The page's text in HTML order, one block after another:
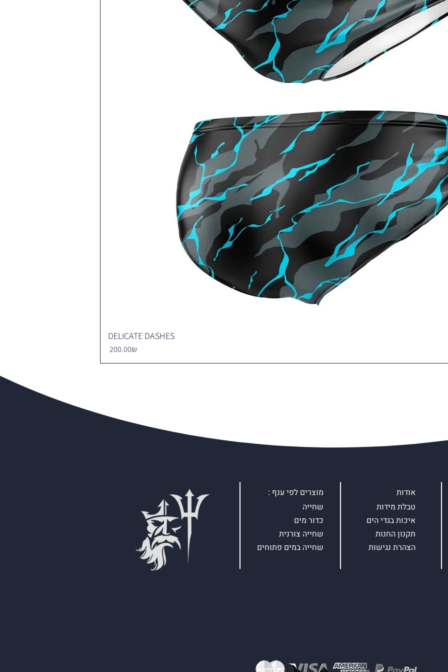
DELICATE DASHES
Price ‏200.00 ‏₪
אודות
טבלת מידות
איכות בגדי הים
תקנון החנות
הצהרת נגישות
מוצרים לפי ענף :
שחייה
כדור מים
שחייה צורנית
שחייה במים פתוחים